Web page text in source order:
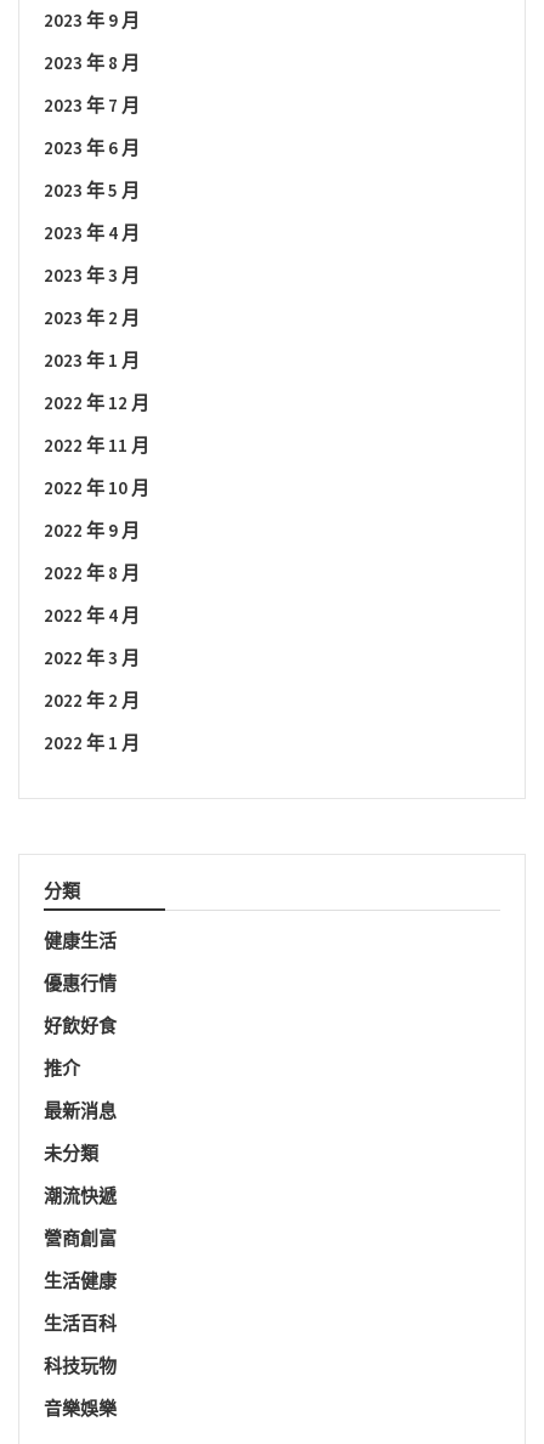
2023 年 9 月
2023 年 8 月
2023 年 7 月
2023 年 6 月
2023 年 5 月
2023 年 4 月
2023 年 3 月
2023 年 2 月
2023 年 1 月
2022 年 12 月
2022 年 11 月
2022 年 10 月
2022 年 9 月
2022 年 8 月
2022 年 4 月
2022 年 3 月
2022 年 2 月
2022 年 1 月
分類
健康生活
優惠行情
好飲好食
推介
最新消息
未分類
潮流快遞
營商創富
生活健康
生活百科
科技玩物
音樂娛樂